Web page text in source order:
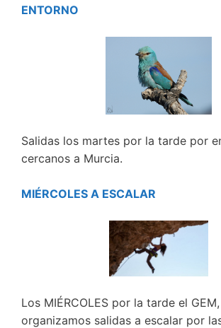
ENTORNO
Salidas los martes por la tarde por
cercanos a Murcia.
MIÉRCOLES A ESCALAR
Los MIÉRCOLES por la tarde el
organizamos salidas a escalar por